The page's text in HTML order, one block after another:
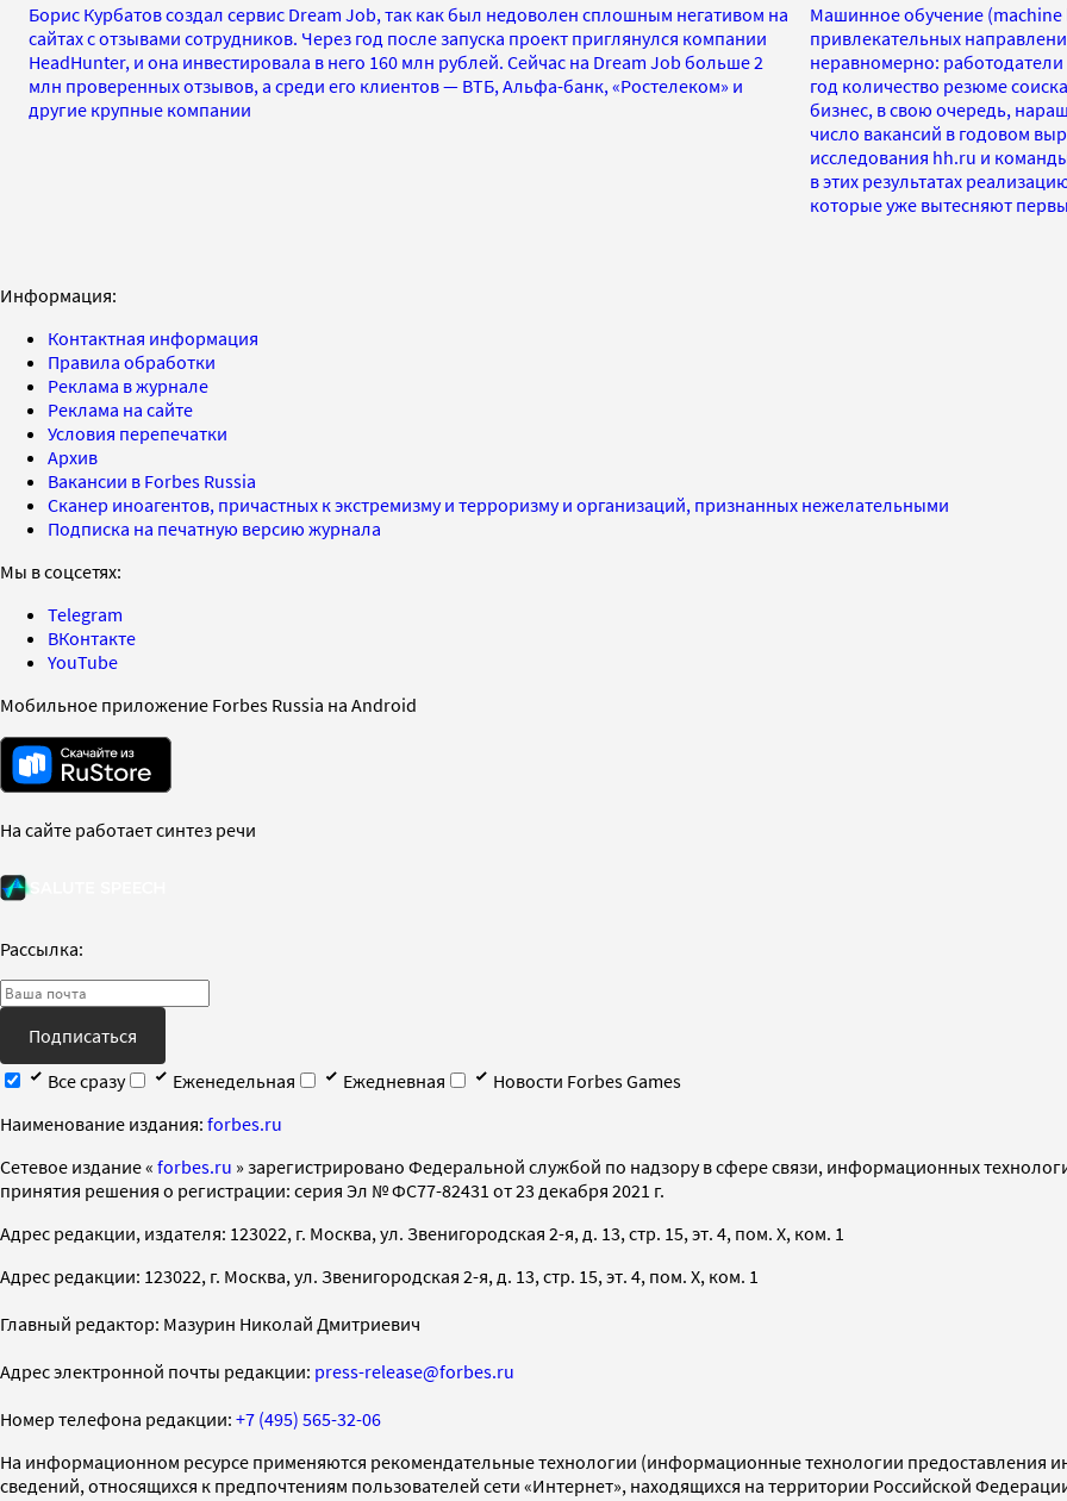
Борис Курбатов создал сервис Dream Job, так как был недоволен сплошным негативом на
сайтах с отзывами сотрудников. Через год после запуска проект приглянулся компании
HeadHunter, и она инвестировала в него 160 млн рублей. Сейчас на Dream Job больше 2
млн проверенных отзывов, а среди его клиентов — ВТБ, Альфа-банк, «Ростелеком» и
другие крупные компании
Машинное обучение (machine
привлекательных
неравномерно: работодатели
год количество резюме
бизнес, в свою очередь,
число вакансий в годовом
исследования hh.ru и
в этих результатах
которые уже вытесняют
Информация:
Контактная информация
Правила обработки
Реклама в журнале
Реклама на сайте
Условия перепечатки
Архив
Вакансии в Forbes Russia
Сканер иноагентов, причастных к экстремизму и терроризму и организаций, признанных нежелательными
Подписка на печатную версию журнала
Мы в соцсетях:
Telegram
ВКонтакте
YouTube
Мобильное приложение Forbes Russia на Android
На сайте работает синтез речи
Рассылка:
Подписаться
Все сразу
Еженедельная Ежедневная
Новости Forbes Games
Наименование издания: forbes.ru
Cетевое издание « forbes.ru » зарегистрировано Федеральной службой по надзору в сфере связи, информационных
принятия решения о регистрации: серия Эл № ФС77-82431 от 23 декабря 2021 г.
Адрес редакции, издателя: 123022, г. Москва, ул. Звенигородская 2-я, д. 13, стр. 15, эт. 4, пом. X, ком. 1
Адрес редакции: 123022, г. Москва, ул. Звенигородская 2-я, д. 13, стр. 15, эт. 4, пом. X, ком. 1
Главный редактор: Мазурин Николай Дмитриевич
Адрес электронной почты редакции: press-release@forbes.ru
Номер телефона редакции: +7 (495) 565-32-06
На информационном ресурсе применяются рекомендательные технологии (информационные технологии предоставления
сведений, относящихся к предпочтениям пользователей сети «Интернет», находящихся на территории Российской